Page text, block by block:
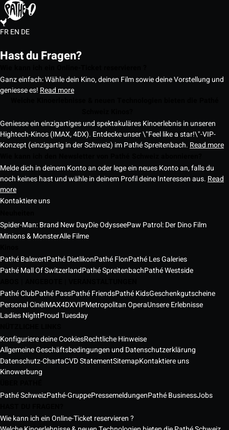
FREN DE
Hast du Fragen?
Ganz einfach: Wähle dein Kino, deinen Film sowie deine Vorstellung und
geniesse es! Read more
Geniesse ein einzigartiges und spektakuläres Kinoerlebnis in unseren
Hightech-Kinos (IMAX, 4DX). Entdecke unser \"Feel like a star!\"-VIP-
Konzept (einzigartig in der Schweiz) im Pathé Spreitenbach. Read more
Melde dich in deinem Konto an oder lege ein neues Konto an, falls du
noch keines hast und wähle in deinem Profil deine Interessen aus. Read
more
Kontaktiere uns
Spider-Man: Brand New DayDie OdysseePaw Patrol: Der Dino Film
Minions & MonsterAlle Filme
Pathé BalexertPathé DietlikonPathé FlonPathé Les Galeries
Pathé Mall Of SwitzerlandPathé SpreitenbachPathé Westside
Pathé ClubPathé PassPathé FriendsPathé KidsGeschenkgutscheine
Personal CinéIMAX4DXVIPMetropolitan OperaUnsere Erlebnisse
Ladies NightProud Tuesday
Konfiguriere deine CookiesRechtliche Hinweise
Allgemeine Geschäftsbedingungen und Datenschutzerklärung
Datenschutz-ChartaCVD StatementSitemapKontaktiere uns
Kinowerbung
Pathé SchweizPathé-GruppePressemeldungenPathé BusinessJobs
Wie kann ich ein Online-Ticket reservieren ?